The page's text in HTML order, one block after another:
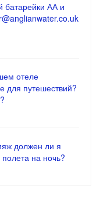
батарейки АА и
отеле
для путешествий?
должен ли я
на ночь?